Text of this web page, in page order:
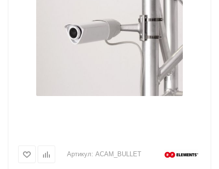
Артикул: ACAM_BULLET